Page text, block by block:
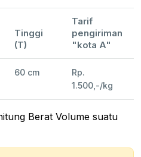
Tinggi
(T)
Tarif
pengiriman
"kota A"
60 cm
Rp.
1.500,-/kg
Berat Volume suatu